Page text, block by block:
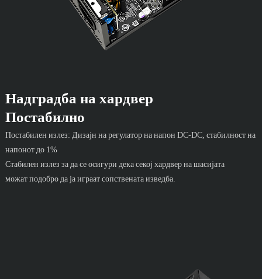
Надградба на хардвер
Постабилно
Постабилен излез: Дизајн на регулатор на напон DC-DC, стабилност на
напонот до 1%
Стабилен излез за да се осигури дека секој хардвер на шасијата
можат подобро да ја играат сопствената изведба.